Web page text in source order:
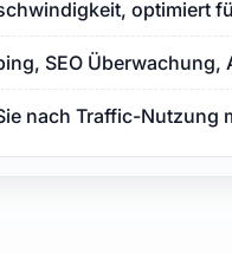
optimiert
SEO
nach Traffic-Nutzung